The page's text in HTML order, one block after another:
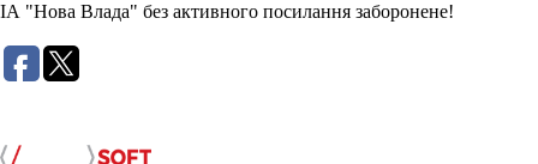
ІА "Нова Влада" без активного посилання заборонене!